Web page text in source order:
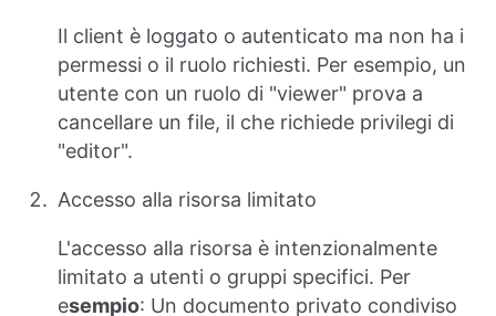
Il client è loggato o autenticato ma non ha i
permessi o il ruolo richiesti. Per esempio, un
utente con un ruolo di "viewer" prova a
cancellare un file, il che richiede privilegi di
"editor".
Accesso alla risorsa limitato
L'accesso alla risorsa è intenzionalmente
limitato a utenti o gruppi specifici. Per
esempio: Un documento privato condiviso